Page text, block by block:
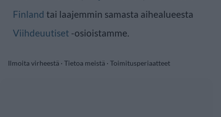
Finland tai laajemmin samasta aihealueesta
Viihdeuutiset -osioistamme.
Ilmoita virheestä · Tietoa meistä · Toimitusperiaatteet